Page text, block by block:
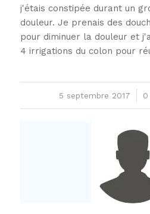
j'étais constipée durant un
douleur. Je prenais des
pour diminuer la douleur et
4 irrigations du colon pour
5 septembre 2017
/ 0